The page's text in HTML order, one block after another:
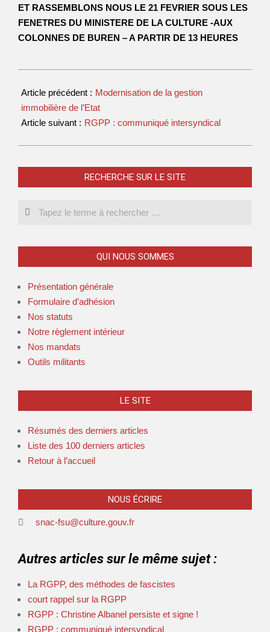
ET RASSEMBLONS NOUS LE 21 FEVRIER SOUS LES
FENETRES DU MINISTERE DE LA CULTURE -AUX
COLONNES DE BUREN – A PARTIR DE 13 HEURES
Article précédent : Modernisation de la gestion
immobilière de l’Etat
Article suivant : RGPP : communiqué intersyndical
RECHERCHE SUR LE SITE
QUI NOUS SOMMES
Présentation générale
Formulaire d’adhésion
Nos statuts
Notre règlement intérieur
Nos mandats
Outils militants
LE SITE
Résumés des derniers articles
Liste des 100 derniers articles
Retour à l’accueil
NOUS ÉCRIRE
snac-fsu@culture.gouv.fr
Autres articles sur le même sujet :
La RGPP, des méthodes de fascistes
court rappel sur la RGPP
RGPP : Christine Albanel persiste et signe !
RGPP : communiqué intersyndical